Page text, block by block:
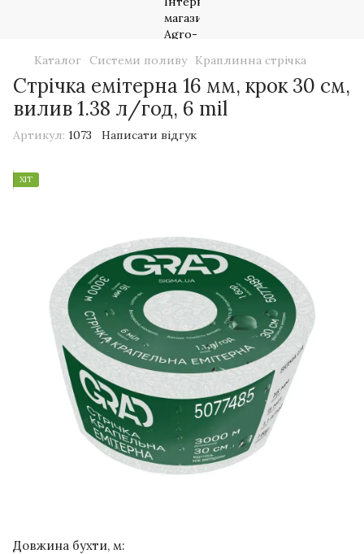
Каталог Системи поливу Краплинна стрічка
Стрічка емітерна 16 мм, крок 30 см,
вилив 1.38 л/год, 6 mil
Артикул: 1073 Написати відгук
ХІТ
Довжина бухти, м: